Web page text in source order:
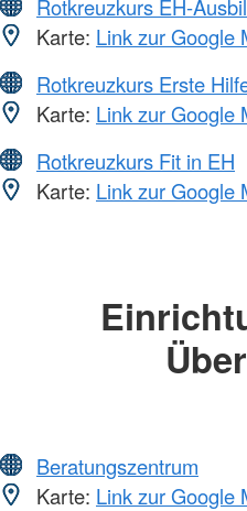
Rotkreuzkurs EH-
Karte: Link zur Google
Rotkreuzkurs Erste
Karte: Link zur Google
Rotkreuzkurs Fit in EH
Karte: Link zur Google
Beratungszentrum
Karte: Link zur Google